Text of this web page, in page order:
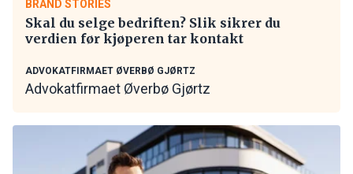
BRAND STORIES
Skal du selge bedriften? Slik sikrer du
verdien før kjøperen tar kontakt
ADVOKATFIRMAET ØVERBØ GJØRTZ
Advokatfirmaet Øverbø Gjørtz